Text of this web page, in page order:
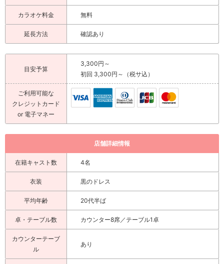
カラオケ料金 無料
延長方法 確認あり
目安予算
3,300円～
初回 3,300円～（税サ込）
ご利用可能な
クレジットカード
or 電子マネー
店舗詳細情報
在籍キャスト数 4名
衣装 黒のドレス
平均年齢 20代半ば
卓・テーブル数 カウンター8席／テーブル1卓
カウンターテーブ
ル
あり